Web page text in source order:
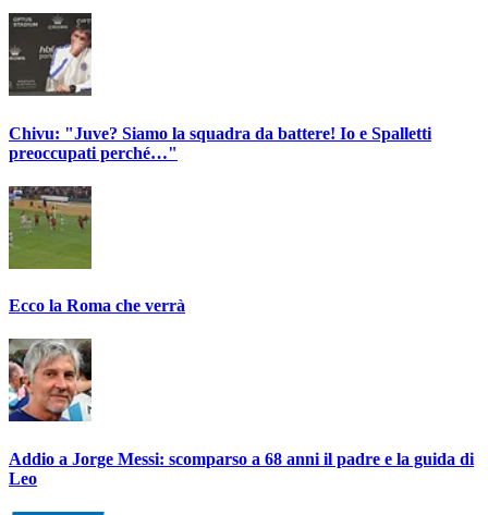
Chivu: "Juve? Siamo la squadra da battere! Io e Spalletti
preoccupati perché…"
Ecco la Roma che verrà
Addio a Jorge Messi: scomparso a 68 anni il padre e la guida di
Leo